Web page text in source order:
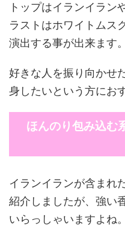
トップはイランイラン
ラストはホワイトムス
演出する事が出来ます。
好きな人を振り向かせ
身したいという方にお
ほんのり包み込む
イランイランが含まれ
紹介しましたが、強い
いらっしゃいますよね。